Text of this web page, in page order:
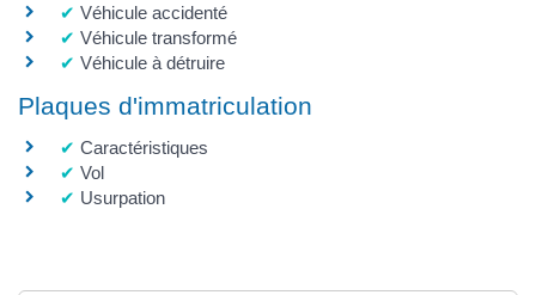
Véhicule accidenté
Véhicule transformé
Véhicule à détruire
Plaques d'immatriculation
Caractéristiques
Vol
Usurpation